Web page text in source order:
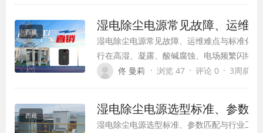
西藏 湿电除尘电源常见故障、运维
湿电除尘电源常见故障、运维难点与标准化
行在高湿、凝露、酸碱腐蚀、电场频繁闪络
于干式除尘电源，容易出现绝缘漏电、柜体
佟 曼莉 · 浏览 47 · 评论 0 · 3周前
西藏 湿电除尘电源选型标准、参数
湿电除尘电源选型标准、参数匹配与行业工